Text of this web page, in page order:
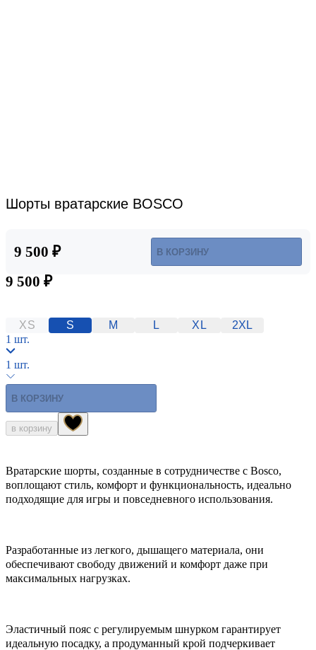
Шорты вратарские BOSCO
9 500 ₽ В КОРЗИНУ
9 500 ₽
XS S M L XL
2XL
1 шт.
1 шт.
В КОРЗИНУ
в корзину
Вратарские шорты, созданные в сотрудничестве с Bosco,
воплощают стиль, комфорт и функциональность, идеально
подходящие для игры и повседневного использования.
Разработанные из легкого, дышащего материала, они
обеспечивают свободу движений и комфорт даже при
максимальных нагрузках.
Эластичный пояс с регулируемым шнурком гарантирует
идеальную посадку, а продуманный крой подчеркивает